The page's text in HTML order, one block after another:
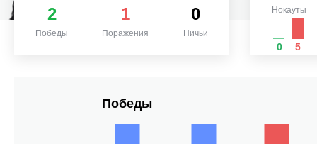
2
Победы
1
Поражения
0
Ничьи
Нокауты
0 5
Победы